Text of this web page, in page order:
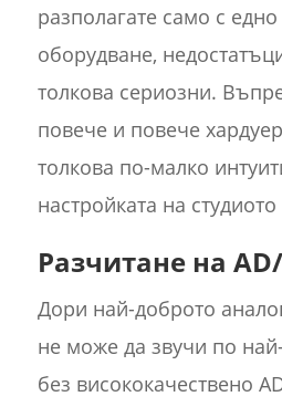
разполагате само с
оборудване,
толкова сериозни.
повече и повече
толкова по-малко
настройката на
Разчитане на
Дори най-доброто
не може да звучи по
без висококачествено